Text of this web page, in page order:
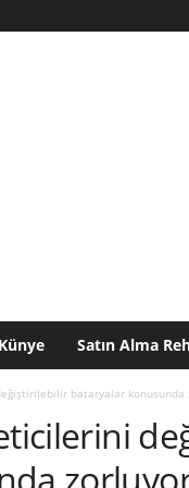
Künye Satın Alma
bataryalar konusunda